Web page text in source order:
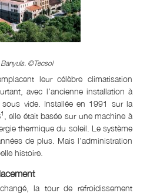
©Tecsol
leur célèbre climatisation
avec l’ancienne installation à
vide. Installée en 1991 sur la
1
, elle était basée sur une machine à
thermique du soleil. Le système
de plus. Mais l’administration
histoire.
la tour de refroidissement